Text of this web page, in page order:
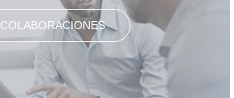
COLABORACIONES